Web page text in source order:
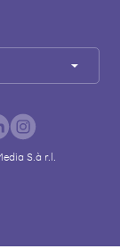
S.à r.l.